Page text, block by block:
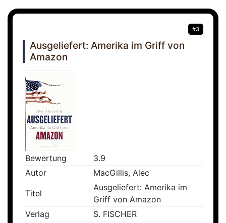
#3
Ausgeliefert: Amerika im Griff von
Amazon
Bewertung
3.9
Autor
MacGillis, Alec
Titel
Ausgeliefert: Amerika im
Griff von Amazon
Verlag
S. FISCHER